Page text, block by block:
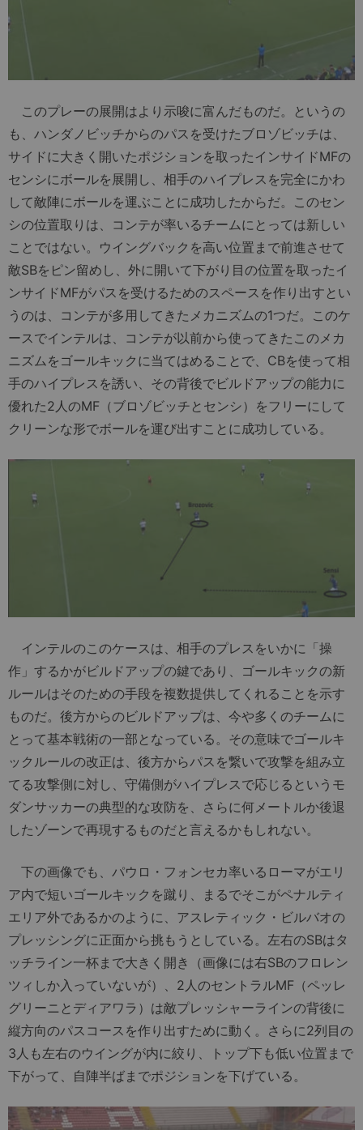
このプレーの展開はより示唆に富んだものだ。というの
も、ハンダノビッチからのパスを受けたブロゾビッチは、
サイドに大きく開いたポジションを取ったインサイドMFの
センシにボールを展開し、相手のハイプレスを完全にかわ
して敵陣にボールを運ぶことに成功したからだ。このセン
シの位置取りは、コンテが率いるチームにとっては新しい
ことではない。ウイングバックを高い位置まで前進させて
敵SBをピン留めし、外に開いて下がり目の位置を取ったイ
ンサイドMFがパスを受けるためのスペースを作り出すとい
うのは、コンテが多用してきたメカニズムの1つだ。このケ
ースでインテルは、コンテが以前から使ってきたこのメカ
ニズムをゴールキックに当てはめることで、CBを使って相
手のハイプレスを誘い、その背後でビルドアップの能力に
優れた2人のMF（ブロゾビッチとセンシ）をフリーにして
クリーンな形でボールを運び出すことに成功している。
インテルのこのケースは、相手のプレスをいかに「操
作」するかがビルドアップの鍵であり、ゴールキックの新
ルールはそのための手段を複数提供してくれることを示す
ものだ。後方からのビルドアップは、今や多くのチームに
とって基本戦術の一部となっている。その意味でゴールキ
ックルールの改正は、後方からパスを繋いで攻撃を組み立
てる攻撃側に対し、守備側がハイプレスで応じるというモ
ダンサッカーの典型的な攻防を、さらに何メートルか後退
したゾーンで再現するものだと言えるかもしれない。
下の画像でも、パウロ・フォンセカ率いるローマがエリ
ア内で短いゴールキックを蹴り、まるでそこがペナルティ
エリア外であるかのように、アスレティック・ビルバオの
プレッシングに正面から挑もうとしている。左右のSBはタ
ッチライン一杯まで大きく開き（画像には右SBのフロレン
ツィしか入っていないが）、2人のセントラルMF（ペッレ
グリーニとディアワラ）は敵プレッシャーラインの背後に
縦方向のパスコースを作り出すために動く。さらに2列目の
3人も左右のウイングが内に絞り、トップ下も低い位置まで
下がって、自陣半ばまでポジションを下げている。